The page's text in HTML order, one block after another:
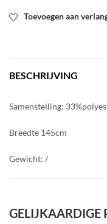
Toevoegen aan
BESCHRIJVING
Samenstelling:
Breedte 145cm
Gewicht: /
GELIJKAARDIGE